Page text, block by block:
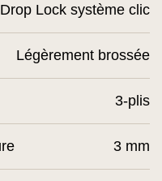
Drop Lock système clic
Légèrement brossée
3-plis
3 mm